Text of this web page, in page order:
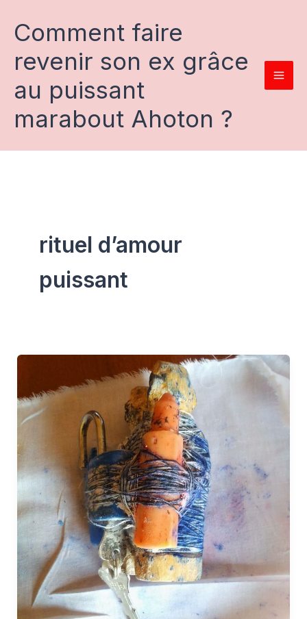
contenu
Comment faire
revenir son ex grâce
au puissant
marabout Ahoton ?
rituel d’amour
puissant